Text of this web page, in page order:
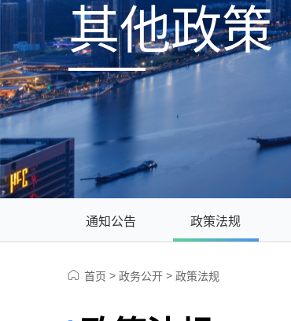
其他政策
通知公告 政策法规
首页 > 政务公开 > 政策法规